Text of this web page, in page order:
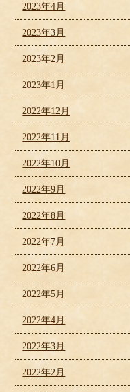
2023年4月
2023年3月
2023年2月
2023年1月
2022年12月
2022年11月
2022年10月
2022年9月
2022年8月
2022年7月
2022年6月
2022年5月
2022年4月
2022年3月
2022年2月